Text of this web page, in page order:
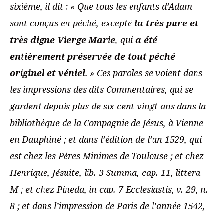
sixième, il dit : « Que tous les enfants d’Adam
sont conçus en péché, excepté la très pure et
très digne Vierge Marie, qui a été
entièrement préservée de tout péché
originel et véniel. » Ces paroles se voient dans
les impressions des dits Commentaires, qui se
gardent depuis plus de six cent vingt ans dans la
bibliothèque de la Compagnie de Jésus, à Vienne
en Dauphiné ; et dans l’édition de l’an 1529, qui
est chez les Pères Minimes de Toulouse ; et chez
Henrique, Jésuite, lib. 3 Summa, cap. 11, littera
M ; et chez Pineda, in cap. 7 Ecclesiastis, v. 29, n.
8 ; et dans l’impression de Paris de l’année 1542,